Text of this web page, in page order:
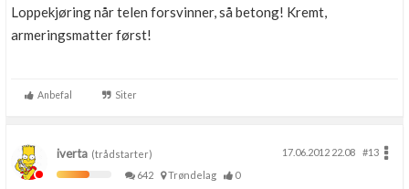
Loppekjøring når telen forsvinner, så betong! Kremt,
armeringsmatter først!
Anbefal Siter
iverta (trådstarter) 17.06.2012 22.08
#13
642
Trøndelag 0